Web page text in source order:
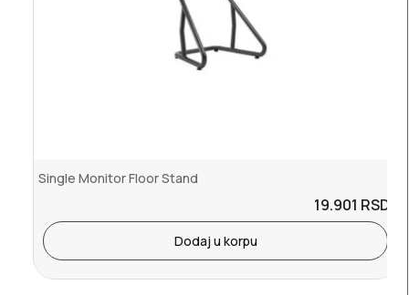
Single Monitor Floor Stand
19.901 RSD.
Dodaj u korpu